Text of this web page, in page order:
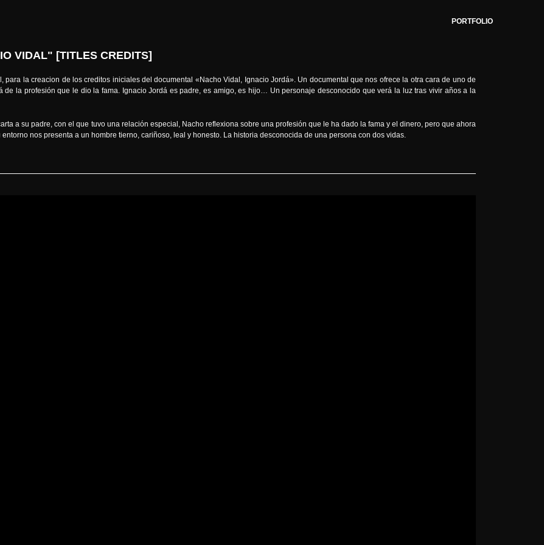
PORTFOLIO
VIDAL" [TITLES CREDITS]
para la creacion de los creditos iniciales del documental «Nacho Vidal, Ignacio Jordá». Un documental que nos ofrece la otra cara de uno de
de la profesión que le dio la fama. Ignacio Jordá es padre, es amigo, es hijo… Un personaje desconocido que verá la luz tras vivir años a la
a su padre, con el que tuvo una relación especial, Nacho reflexiona sobre una profesión que le ha dado la fama y el dinero, pero que ahora
entorno nos presenta a un hombre tierno, cariñoso, leal y honesto. La historia desconocida de una persona con dos vidas.